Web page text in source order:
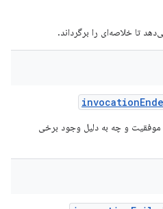
invocation
موفقیت و چه به دلیل وجود برخی